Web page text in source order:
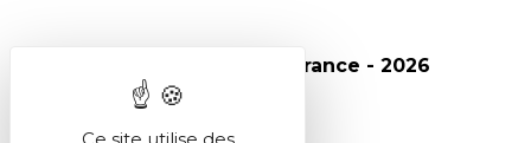
© Société Chimique de France - 2026